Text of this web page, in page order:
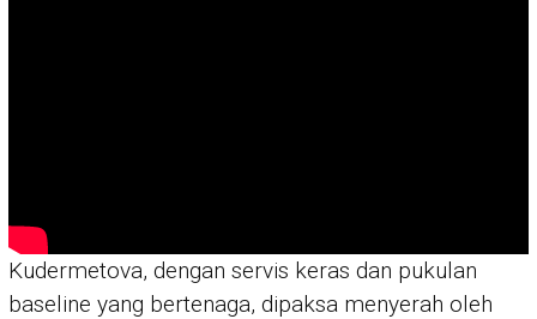
Kudermetova, dengan servis keras dan pukulan
baseline yang bertenaga, dipaksa menyerah oleh